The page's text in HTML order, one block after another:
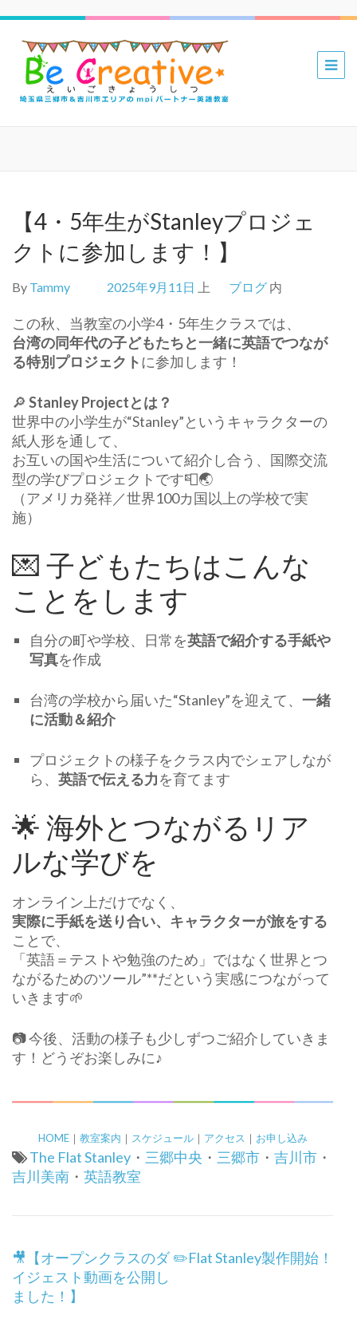
三郷 吉川
mpiパー
ょうしつ
【4・5年生がStanleyプロジェ
クトに参加します！】
By Tammy 2025年9月11日 上 ブログ 内
この秋、当教室の小学4・5年生クラスでは、
台湾の同年代の子どもたちと一緒に英語でつなが
る特別プロジェクトに参加します！
🔎 Stanley Projectとは？
世界中の小学生が“Stanley”というキャラクターの
紙人形を通して、
お互いの国や生活について紹介し合う、国際交流
型の学びプロジェクトです📮🌏
（アメリカ発祥／世界100カ国以上の学校で実
施）
💌 子どもたちはこんな
ことをします
自分の町や学校、日常を英語で紹介する手紙や
写真を作成
台湾の学校から届いた“Stanley”を迎えて、 一緒
に活動＆紹介
プロジェクトの様子をクラス内でシェアしなが
ら、 英語で伝える力を育てます
🌟 海外とつながるリア
ルな学びを
オンライン上だけでなく、
実際に手紙を送り合い、キャラクターが旅をする
ことで、
「英語＝テストや勉強のため」ではなく世界とつ
ながるためのツール”**だという実感につながって
いきます🌱
📷 今後、活動の様子も少しずつご紹介していきま
す！どうぞお楽しみに♪
HOME｜ 教室案内 ｜ スケジュール｜ アクセス ｜ お申し込み
The Flat Stanley ・ 三郷中央 ・ 三郷市 ・ 吉川市 ・
吉川美南 ・ 英語教室
投
稿
ナ
🎥【オープンクラスのダ
イジェスト動画を公開し
ました！】
✏️Flat Stanley製作開始！